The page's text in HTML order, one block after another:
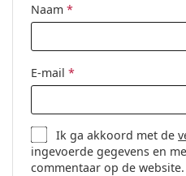
Naam *
E-mail *
Ik ga akkoord met de
ingevoerde gegevens en
commentaar op de website.